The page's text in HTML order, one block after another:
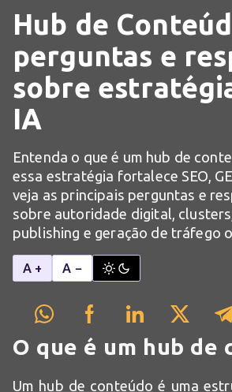
Hub de
perguntas e
sobre
IA
Entenda o que é um hub de
essa estratégia fortalece SEO,
veja as principais perguntas e
sobre autoridade digital,
publishing e geração de tráfego
A + A −
O que é um hub de
Um hub de conteúdo é uma